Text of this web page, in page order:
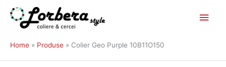
Skip
content
Home Produse Colier Geo Purple 10B11O150